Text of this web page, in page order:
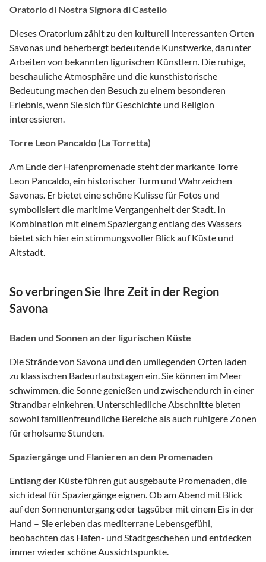
Oratorio di Nostra Signora di Castello
Dieses Oratorium zählt zu den kulturell interessanten Orten
Savonas und beherbergt bedeutende Kunstwerke, darunter
Arbeiten von bekannten ligurischen Künstlern. Die ruhige,
beschauliche Atmosphäre und die kunsthistorische
Bedeutung machen den Besuch zu einem besonderen
Erlebnis, wenn Sie sich für Geschichte und Religion
interessieren.
Torre Leon Pancaldo (La Torretta)
Am Ende der Hafenpromenade steht der markante Torre
Leon Pancaldo, ein historischer Turm und Wahrzeichen
Savonas. Er bietet eine schöne Kulisse für Fotos und
symbolisiert die maritime Vergangenheit der Stadt. In
Kombination mit einem Spaziergang entlang des Wassers
bietet sich hier ein stimmungsvoller Blick auf Küste und
Altstadt.
So verbringen Sie Ihre Zeit in der Region
Savona
Baden und Sonnen an der ligurischen Küste
Die Strände von Savona und den umliegenden Orten laden
zu klassischen Badeurlaubstagen ein. Sie können im Meer
schwimmen, die Sonne genießen und zwischendurch in einer
Strandbar einkehren. Unterschiedliche Abschnitte bieten
sowohl familienfreundliche Bereiche als auch ruhigere Zonen
für erholsame Stunden.
Spaziergänge und Flanieren an den Promenaden
Entlang der Küste führen gut ausgebaute Promenaden, die
sich ideal für Spaziergänge eignen. Ob am Abend mit Blick
auf den Sonnenuntergang oder tagsüber mit einem Eis in der
Hand – Sie erleben das mediterrane Lebensgefühl,
beobachten das Hafen- und Stadtgeschehen und entdecken
immer wieder schöne Aussichtspunkte.